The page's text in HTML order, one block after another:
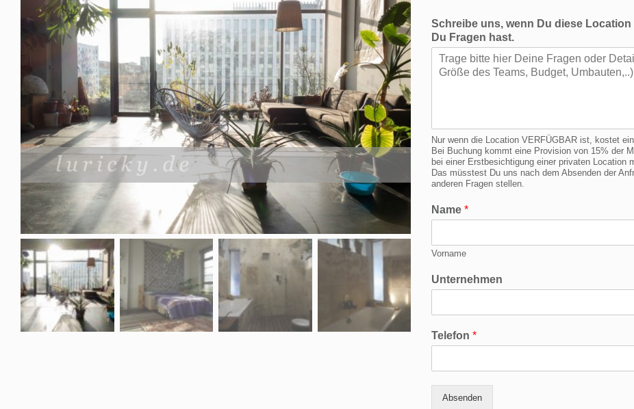
Schreibe uns, wenn Du diese
Du Fragen hast.
Nur wenn die Location VERFÜGBAR ist, kostet
Bei Buchung kommt eine Provision von 15% der
bei einer Erstbesichtigung einer privaten Location
Das müsstest Du uns nach dem Absenden der
anderen Fragen stellen.
Name *
Vorname
Unternehmen
Telefon *
Absenden